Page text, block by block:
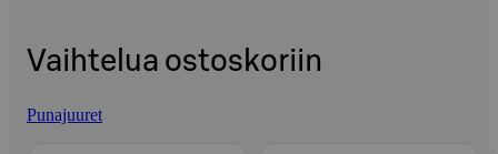
Vaihtelua ostoskoriin
Punajuuret